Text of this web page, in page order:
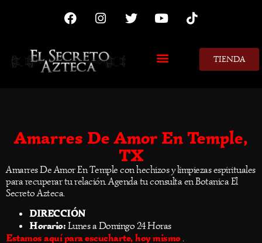
TIENDA
Amarres De Amor En Temple,
TX
Amarres De Amor En Temple con hechizos y limpiezas espirituales
para recuperar tu relación. Agenda tu consulta en Botanica El
Secreto Azteca.
DIRECCIÓN
Horario:Lunes a Domingo 24 Horas
Estamos aquí para escucharte, hoy mismo.